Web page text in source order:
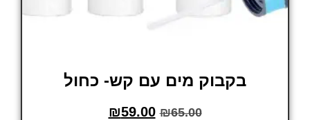
בקבוק מים עם קש- כחול
₪65.00
₪59.00